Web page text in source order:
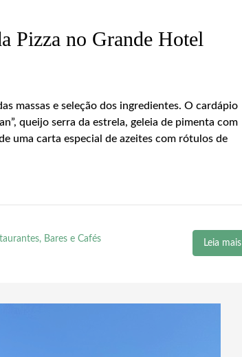
Pizza no Grande Hotel
massas e seleção dos ingredientes. O cardápio
queijo serra da estrela, geleia de pimenta com
uma carta especial de azeites com rótulos de
Bares e Cafés Leia mais